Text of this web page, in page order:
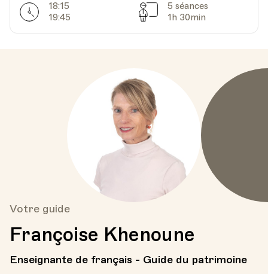
Horarires
18:15
19:45
Séances
5 séances
1h 30min
Votre guide
Françoise Khenoune
Enseignante de français - Guide du patrimoine